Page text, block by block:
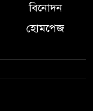
বিনোদন
হোমপেজ